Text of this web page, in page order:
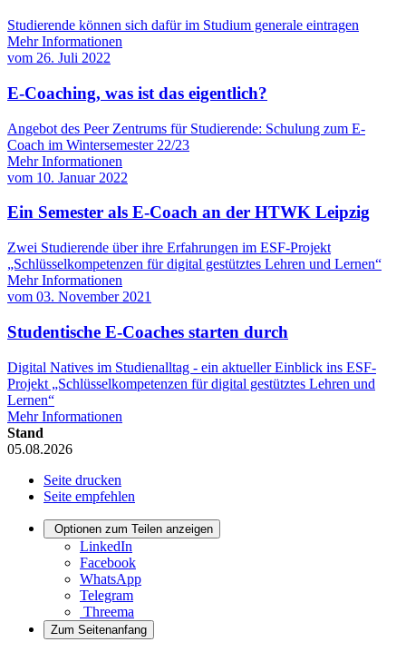
Studierende können sich dafür im Studium generale eintragen
Mehr Informationen
vom 26. Juli 2022
E-Coaching, was ist das eigentlich?
Angebot des Peer Zentrums für Studierende: Schulung zum E-
Coach im Wintersemester 22/23
Mehr Informationen
vom 10. Januar 2022
Ein Semester als E-Coach an der HTWK Leipzig
Zwei Studierende über ihre Erfahrungen im ESF-Projekt
„Schlüsselkompetenzen für digital gestütztes Lehren und Lernen“
Mehr Informationen
vom 03. November 2021
Studentische E-Coaches starten durch
Digital Natives im Studienalltag - ein aktueller Einblick ins ESF-
Projekt „Schlüsselkompetenzen für digital gestütztes Lehren und
Lernen“
Mehr Informationen
Stand
05.08.2026
Seite drucken
Seite empfehlen
Optionen zum Teilen anzeigen
LinkedIn
Facebook
WhatsApp
Telegram
Threema
Zum Seitenanfang